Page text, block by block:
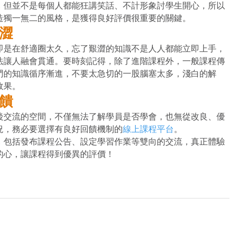
並不是每個人都能狂講笑話、不計形象討學生開心，所以
一無二的風格，是獲得良好評價很重要的關鍵。
在舒適圈太久，忘了艱澀的知識不是人人都能立即上手，
人融會貫通。要時刻記得，除了進階課程外，一般課程傳
知識循序漸進，不要太急切的一股腦塞太多，淺白的解
。
流的空間，不僅無法了解學員是否學會，也無從改良、優
務必要選擇有良好回饋機制的線上課程平台。
包括發布課程公告、設定學習作業等雙向的交流，真正體驗
，讓課程得到優異的評價！